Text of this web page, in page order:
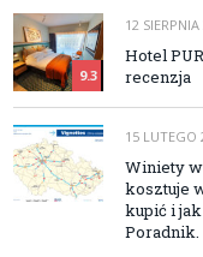
9.3
12
Hotel
recenzja
15 LUTEGO
Winiety w
kosztuje
kupić i
Poradnik.